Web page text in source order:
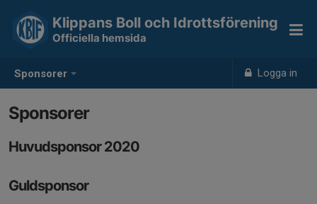
Sponsorer Logga in
Klippans Boll och Idrottsförening
Officiella hemsida
Sponsorer
Huvudsponsor 2020
Guldsponsor